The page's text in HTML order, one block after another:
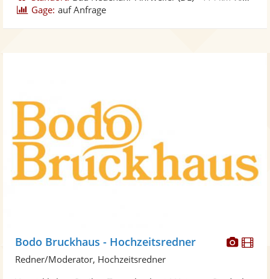
Gage: auf Anfrage
Bodo Bruckhaus - Hochzeitsredner
Redner/Moderator, Hochzeitsredner